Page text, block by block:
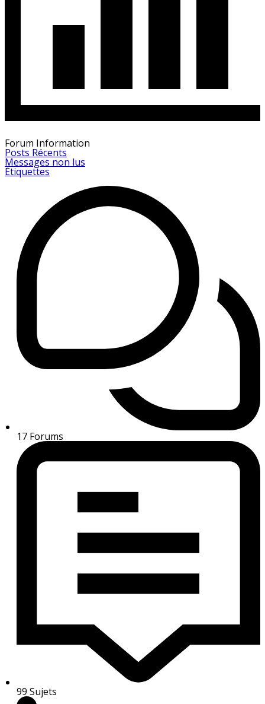
Forum Information
Posts Récents
Messages non lus
Étiquettes
17 Forums
99 Sujets